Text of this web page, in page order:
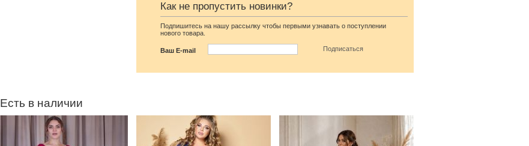
Как не пропустить новинки?
Подпишитесь на нашу рассылку чтобы первыми узнавать о поступлении
нового товара.
Ваш E-mail
Есть в наличии
Вечернее синее платье в
пол на короткий рукав
платье в пол на короткий
рукав